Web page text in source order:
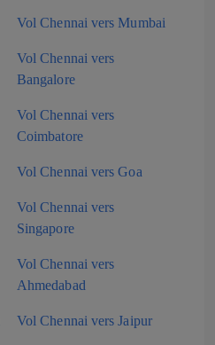
Vol Chennai vers Mumbai
Vol Chennai vers
Bangalore
Vol Chennai vers
Coimbatore
Vol Chennai vers Goa
Vol Chennai vers
Singapore
Vol Chennai vers
Ahmedabad
Vol Chennai vers Jaipur